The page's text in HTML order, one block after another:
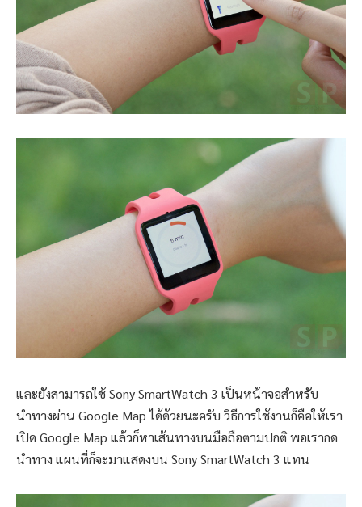
และยังสามารถใช้ Sony SmartWatch 3 เป็นหน้าจอสำหรับ
นำทางผ่าน Google Map ได้ด้วยนะครับ วิธีการใช้งานก็คือให้เรา
เปิด Google Map แล้วก็หาเส้นทางบนมือถือตามปกติ พอเรากด
นำทาง แผนที่ก็จะมาแสดงบน Sony SmartWatch 3 แทน